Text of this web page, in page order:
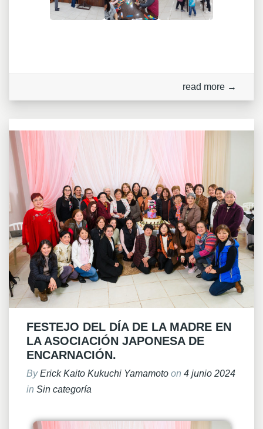
read more →
FESTEJO DEL DÍA DE LA MADRE EN
LA ASOCIACIÓN JAPONESA DE
ENCARNACIÓN.
ByErick Kaito Kukuchi Yamamoto on 4 junio 2024
in Sin categoría